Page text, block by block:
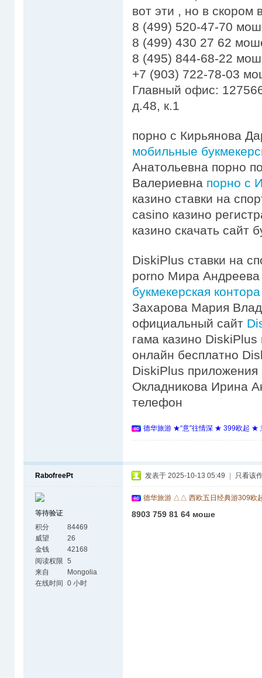
вот эти , но в скором
8 (499) 520-47-70
8 (499) 430 27 62
8 (495) 844-68-22
+7 (903) 722-78-03
Главный офис:
д.48, к.1
порно с Кирьянова
мобильные
Анатольевна порно
Валериевна порно с
казино ставки на
casino казино
казино скачать сайт
DiskiPlus ставки на
porno Мира
букмекерская
Захарова Мария
официальный сайт
гама казино
онлайн бесплатно
DiskiPlus приложения
Окладникова Ирина
телефон
德华旅游 ★“意”往情深 ★ 399欧起 ★
RabofreePt
等待验证
积分
84469
威望
26
金钱
42168
阅读权限 5
来自
Mongolia
在线时间
0 小时
发表于 2025-10-13 05:49 只看该
德华旅游 △△ 西欧五日经典游309欧
8903 759 81 64 моше